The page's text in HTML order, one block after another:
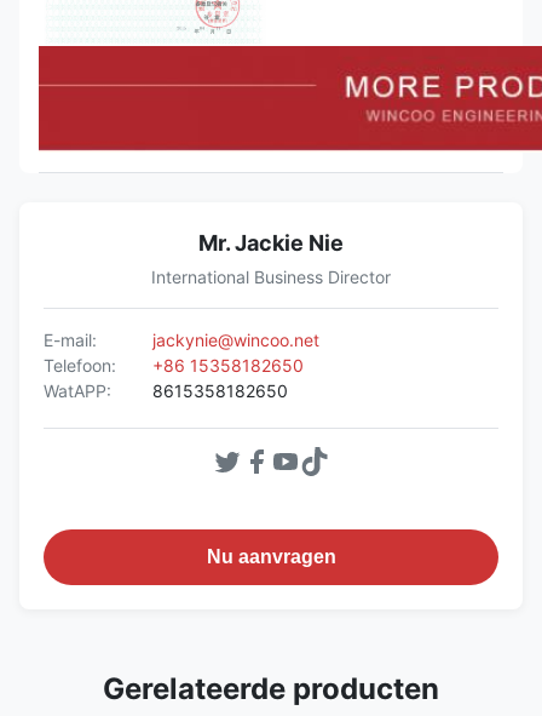
Mr. Jackie Nie
International Business Director
E-mail:
jackynie@wincoo.net
Telefoon:
+86 15358182650
WatAPP:
8615358182650
Nu aanvragen
Gerelateerde producten